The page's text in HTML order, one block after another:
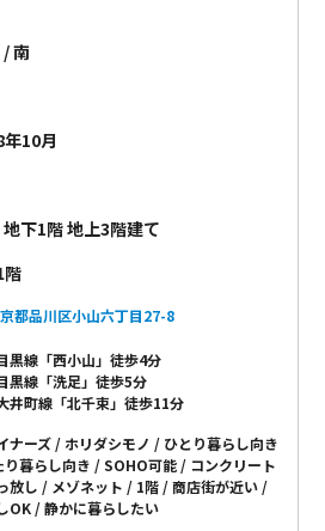
なので、
方にはここで構えるのはオススメで
南
10月
下1階 地上3階建て
階
都品川区小山六丁目27-8
黒線「西小山」徒歩4分
黒線「洗足」徒歩5分
井町線「北千束」徒歩11分
ナーズ ホリダシモノ
ひとり暮らし向き
り暮らし向き
SOHO可能
コンクリート
放し
メゾネット 1階
商店街が近い
OK
静かに暮らしたい